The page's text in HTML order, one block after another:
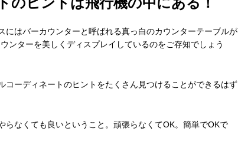
はバーカウンターと呼ばれる真っ白のカウンターテーブルが
ンターを美しくディスプレイしているのをご存知でしょう
ーディネートのヒントをたくさん見つけることができるはず
なくても良いということ。頑張らなくてOK。簡単でOKで